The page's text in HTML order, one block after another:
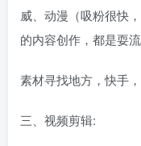
威、动漫（吸粉很快
的内容创作，都是耍流
素材寻找地方，快手
三、视频剪辑: